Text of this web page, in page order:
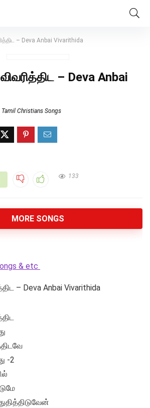
– Deva Anbai Vivarithida
– Deva Anbai
Tamil Christians Songs
133
MORE SONGS
& etc
– Deva Anbai Vivarithida
-2